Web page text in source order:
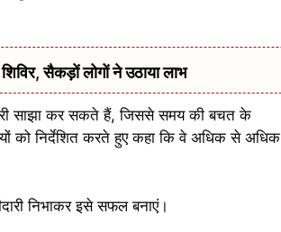
सैकड़ों लोगों ने उठाया लाभ
साझा कर सकते हैं, जिससे समय की बचत के
को निर्देशित करते हुए कहा कि वे अधिक से अधिक
निभाकर इसे सफल बनाएं।